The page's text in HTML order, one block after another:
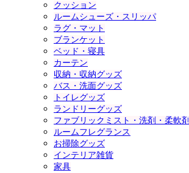
クッション
ルームシューズ・スリッパ
ラグ・マット
ブランケット
ベッド・寝具
カーテン
収納・収納グッズ
バス・洗面グッズ
トイレグッズ
ランドリーグッズ
ファブリックミスト・洗剤・柔軟剤
ルームフレグランス
お掃除グッズ
インテリア雑貨
家具